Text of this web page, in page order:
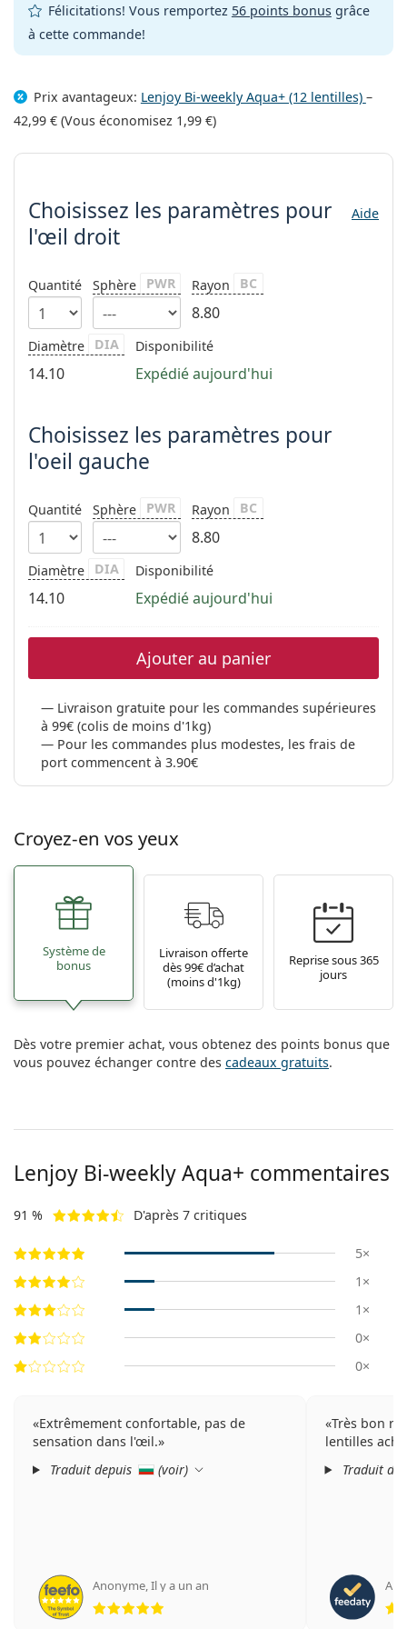
Toutes les marques
Persol
Toutes les marques
Toutes les solutions
hors ligne
Félicitations! Vous remportez 56 points bonusgrâce
à cette commande!
Prix avantageux: Lenjoy Bi-weekly Aqua+ (12 lentilles) –
42,99 € (Vous économisez 1,99 €)
Choisissez les paramètres
Choisissez les paramètres pour
l'œil droit
Aide
Quantité Sphère PWR Rayon BC
8.80
Diamètre DIA
14.10
Disponibilité
Expédié aujourd'hui
Choisissez les paramètres pour
l'oeil gauche
Quantité Sphère PWR Rayon BC
8.80
Diamètre DIA
14.10
Disponibilité
Expédié aujourd'hui
Ajouter au panier
Livraison gratuite pour les commandes supérieures
à 99€ (colis de moins d'1kg)
Pour les commandes plus modestes, les frais de
port commencent à 3.90€
Croyez-en vos yeux
Système de
bonus
Livraison offerte
dès 99€ d’achat
(moins d'1kg)
Reprise sous 365
jours
Dès votre premier achat, vous obtenez des points bonus que
vous pouvez échanger contre des cadeaux gratuits.
Lenjoy Bi-weekly Aqua+ commentaires
91 % D'après 7 critiques
5×
1×
1×
0×
0×
Extrêmement confortable, pas de
sensation dans l'œil.
Traduit depuis
(voir)
Anonyme,Il y a un an
évaluation 5 sur 5
Très bon
lentilles
Traduit